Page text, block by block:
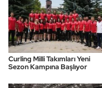
Curling Milli Takımları Yeni
Sezon Kampına Başlıyor